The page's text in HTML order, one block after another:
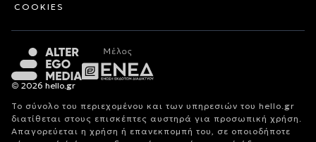
COOKIES
© 2026 hello.gr
Το σύνολο του περιεχομένου και των υπηρεσιών του hello.gr
διατίθεται στους επισκέπτες αυστηρά για προσωπική χρήση.
Απαγορεύεται η χρήση ή επανεκπομπή του, σε οποιοδήποτε